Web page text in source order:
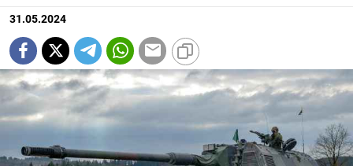
31.05.2024